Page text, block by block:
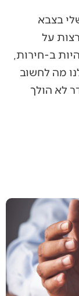
בצבא
על
ב-חירות,
מה לחשוב
לא הולך